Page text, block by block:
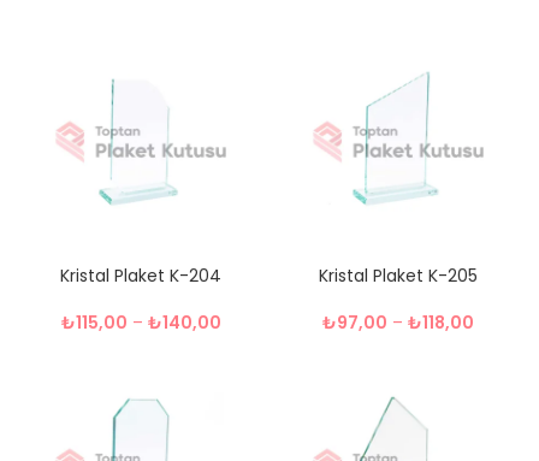
Kristal Plaket K-204
₺115,00 – ₺140,00
Kristal Plaket K-205
₺97,00 – ₺118,00